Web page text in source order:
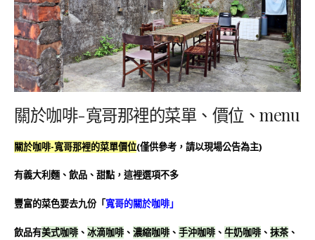
關於咖啡-寬哥那裡的菜單、價位、menu
關於咖啡-寬哥那裡的菜單價位(僅供參考，請以現場公告為主)
有義大利麵、飲品、甜點，這裡選項不多
豐富的菜色要去九份「寬哥的關於咖啡」
飲品有美式咖啡、 冰滴咖啡、 濃縮咖啡、 手沖咖啡、 牛奶咖啡、 抹茶、